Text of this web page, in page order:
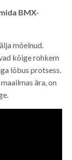
BMX-
mõelnud.
kõige rohkem
lõbus protsess.
ära, on